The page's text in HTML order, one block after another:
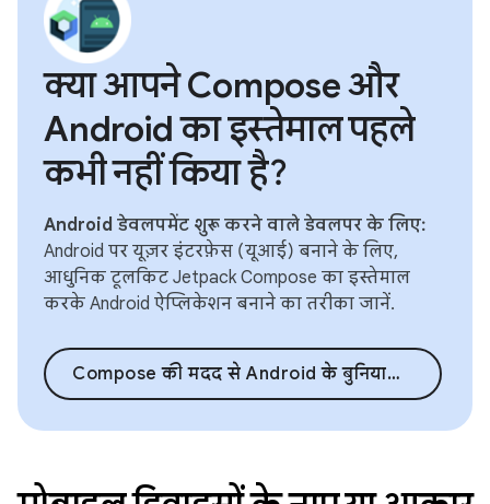
क्या आपने Compose और
Android का इस्तेमाल पहले
कभी नहीं किया है?
Android डेवलपमेंट शुरू करने वाले डेवलपर के लिए:
Android पर यूज़र इंटरफ़ेस (यूआई) बनाने के लिए,
आधुनिक टूलकिट Jetpack Compose का इस्तेमाल
करके Android ऐप्लिकेशन बनाने का तरीका जानें.
Compose की मदद से Android के बुनियादी कॉन्सेप्ट